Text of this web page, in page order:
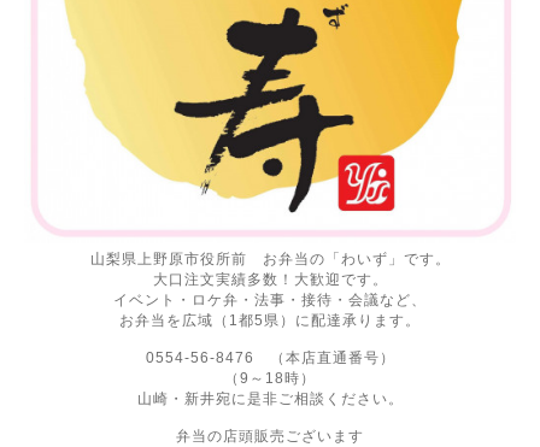
山梨県上野原市役所前 お弁当の「わいず」です。
大口注文実績多数！大歓迎です。
イベント・ロケ弁・法事・接待・会議など、
お弁当を広域（1都5県）に配達承ります。
0554-56-8476 （本店直通番号）
（9～18時）
山崎・新井宛に是非ご相談ください。
弁当の店頭販売ございます